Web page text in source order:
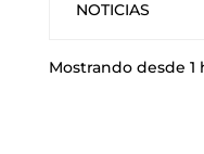
NOTICIAS
Mostrando desde 1